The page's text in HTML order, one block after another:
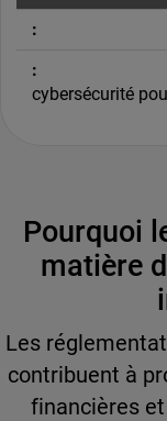
cybersécurité
Pourquoi
matière
Les
contribuent à
financières